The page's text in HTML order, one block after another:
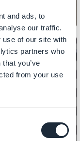
and ads, to
our traffic.
use of our site with
partners who
you’ve
from your use